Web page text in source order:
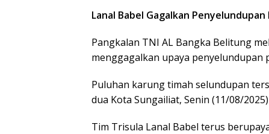
Lanal Babel Gagalkan Penyelundupan
Pangkalan TNI AL Bangka Belitung
menggagalkan upaya penyelundupan
Puluhan karung timah selundupan
dua Kota Sungailiat, Senin (11/08/
Tim Trisula Lanal Babel terus